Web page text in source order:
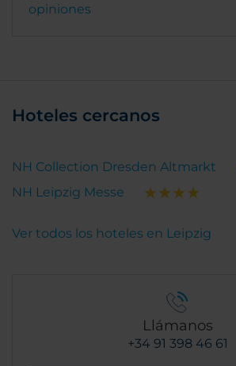
opiniones
Hoteles cercanos
NH Collection Dresden Altmarkt
NH Leipzig Messe
Ver todos los hoteles en Leipzig
Llámanos
+34 91 398 46 61